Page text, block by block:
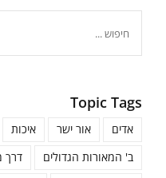
Topic Tags
אדים אור ישר איכות
ב' המאורות הגדולים
דרך